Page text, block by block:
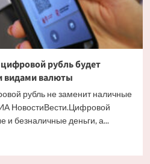
рубль будет
видами валюты
рубль не заменит наличные
НовостиВести.Цифровой
и безналичные деньги, а...